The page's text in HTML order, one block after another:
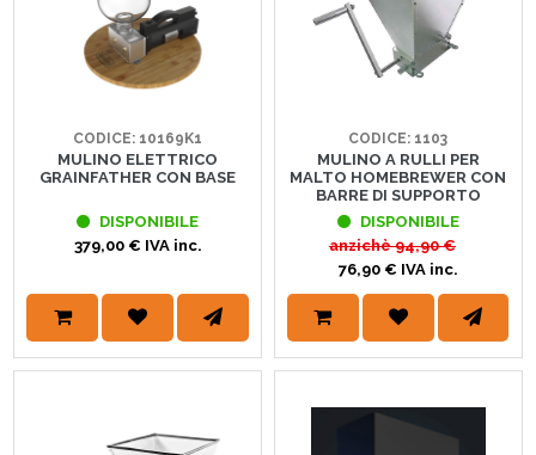
CODICE: 10169K1
MULINO ELETTRICO
GRAINFATHER CON BASE
DISPONIBILE
379,00 € IVA inc.
CODICE: 1103
MULINO A RULLI PER
MALTO HOMEBREWER CON
BARRE DI SUPPORTO
DISPONIBILE
anzichè94,90 €
76,90 € IVA inc.